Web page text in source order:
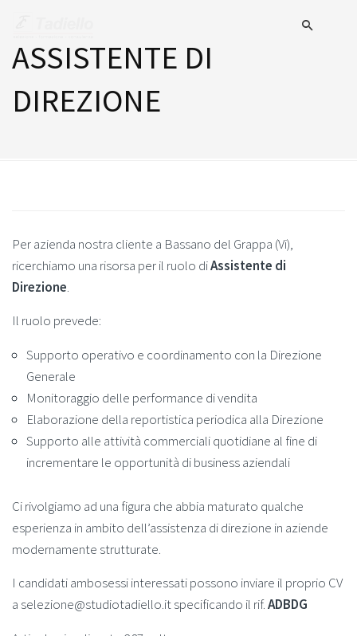
ASSISTENTE DI
DIREZIONE
Per azienda nostra cliente a Bassano del Grappa (Vi),
ricerchiamo una risorsa per il ruolo diAssistente di
Direzione.
Il ruolo prevede:
Supporto operativo e coordinamento con la Direzione
Generale
Monitoraggio delle performance di vendita
Elaborazione della reportistica periodica alla Direzione
Supporto alle attività commerciali quotidiane al fine di
incrementare le opportunità di business aziendali
Ci rivolgiamo ad una figura che abbia maturato qualche
esperienza in ambito dell’assistenza di direzione in aziende
modernamente strutturate.
I candidati ambosessi interessati possono inviare il proprio CV
a selezione@studiotadiello.it specificando il rif.ADBDG